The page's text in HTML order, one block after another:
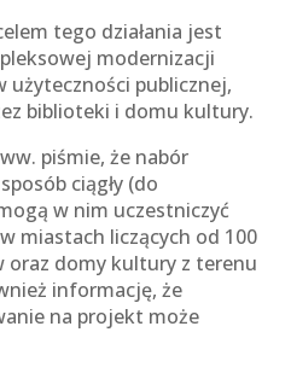
tego działania jest
modernizacji
użyteczności publicznej,
biblioteki i domu kultury.
piśmie, że nabór
ciągły (do
w nim uczestniczyć
miastach liczących od 100
oraz domy kultury z terenu
informację, że
na projekt może